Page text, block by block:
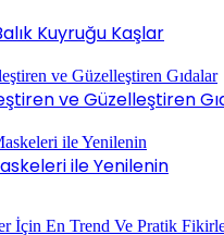
Kuyruğu Kaşlar
ve Güzelleştiren
ile Yenilenin